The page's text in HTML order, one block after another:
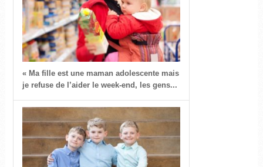
« Ma fille est une maman adolescente mais
je refuse de l’aider le week-end, les gens...